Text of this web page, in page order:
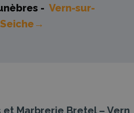
- Vern-sur-
Seiche→